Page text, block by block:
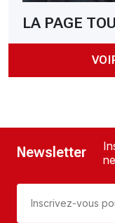
LA PAGE
Newsletter